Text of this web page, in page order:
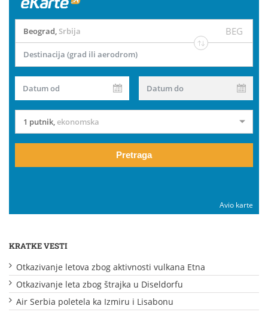
Beograd Srbija BEG
Destinacija (grad ili aerodrom)
Datum od Datum do
1 putnik ekonomska
Pretraga
Avio karte
KRATKE VESTI
Otkazivanje letova zbog aktivnosti vulkana Etna
Otkazivanje leta zbog štrajka u Diseldorfu
Air Serbia poletela ka Izmiru i Lisabonu